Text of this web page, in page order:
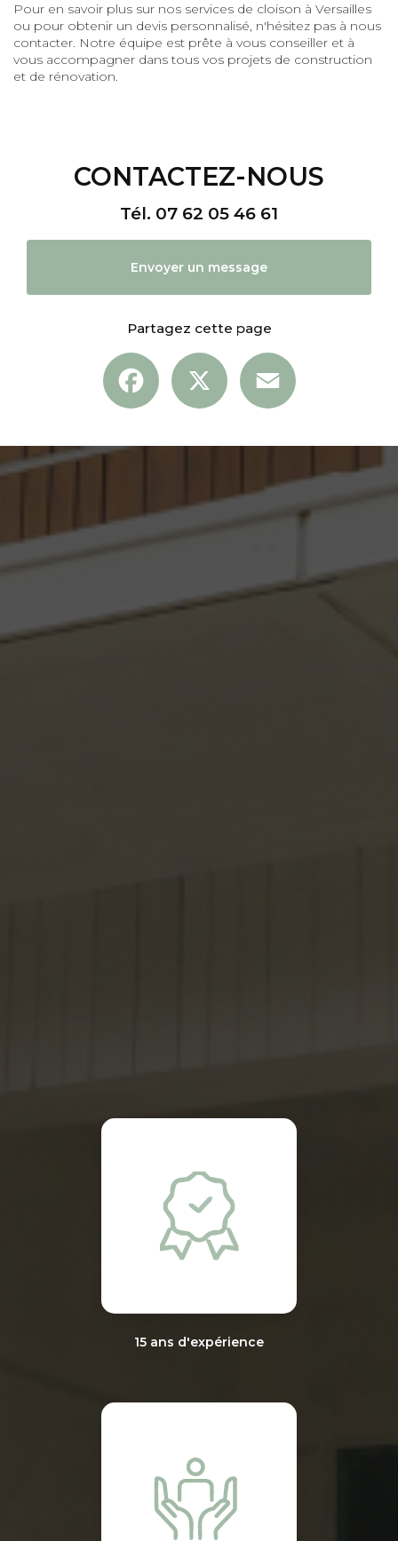
Pour en savoir plus sur nos services de cloison à Versailles
ou pour obtenir un devis personnalisé, n'hésitez pas à nous
contacter. Notre équipe est prête à vous conseiller et à
vous accompagner dans tous vos projets de construction
et de rénovation.
CONTACTEZ-NOUS
Tél. 07 62 05 46 61
Envoyer un message
Partagez cette page
Facebook
15 ans d'expérience